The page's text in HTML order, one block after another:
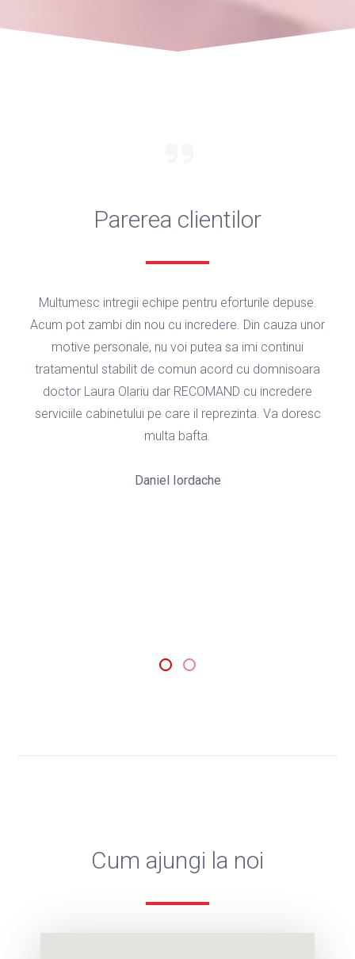
Parerea clientilor
Multumesc intregii echipe pentru eforturile depuse.
Acum pot zambi din nou cu incredere. Din cauza unor
motive personale, nu voi putea sa imi continui
tratamentul stabilit de comun acord cu domnisoara
doctor Laura Olariu dar RECOMAND cu incredere
serviciile cabinetului pe care il reprezinta. Va doresc
multa bafta.
Daniel Iordache
Cum ajungi la noi